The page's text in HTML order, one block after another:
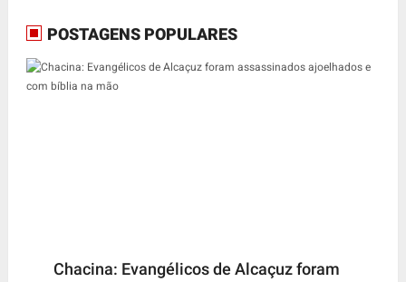
POSTAGENS POPULARES
Chacina: Evangélicos de Alcaçuz foram